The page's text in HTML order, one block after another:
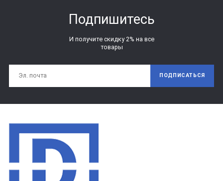
Подпишитесь
И получите скидку 2% на все
товары
ПОДПИСАТЬСЯ